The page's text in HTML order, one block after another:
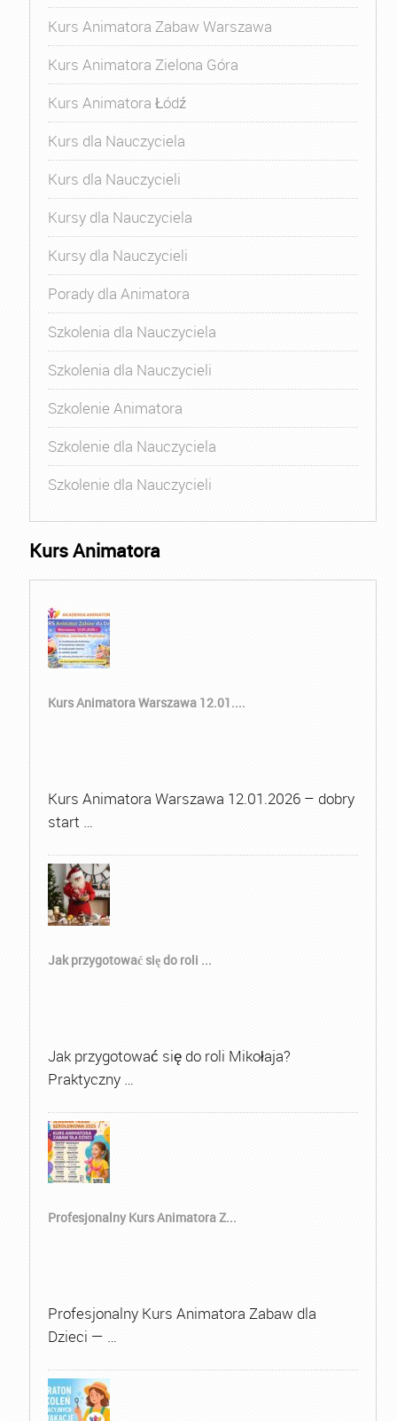
Kurs Animatora Zabaw Warszawa
Kurs Animatora Zielona Góra
Kurs Animatora Łódź
Kurs dla Nauczyciela
Kurs dla Nauczycieli
Kursy dla Nauczyciela
Kursy dla Nauczycieli
Porady dla Animatora
Szkolenia dla Nauczyciela
Szkolenia dla Nauczycieli
Szkolenie Animatora
Szkolenie dla Nauczyciela
Szkolenie dla Nauczycieli
Kurs Animatora
Kurs Animatora Warszawa 12.01....
Kurs Animatora Warszawa 12.01.2026 – dobry
start …
Jak przygotować się do roli ...
Jak przygotować się do roli Mikołaja?
Praktyczny …
Profesjonalny Kurs Animatora Z...
Profesjonalny Kurs Animatora Zabaw dla
Dzieci — …